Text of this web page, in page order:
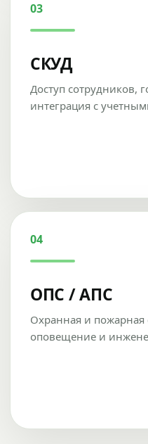
03
СКУД
Доступ сотрудников,
интеграция с
04
ОПС / АПС
Охранная и пожарная
оповещение и